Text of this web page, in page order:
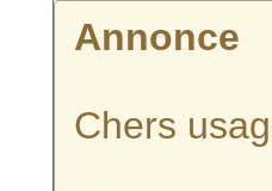
Annonce
Chers